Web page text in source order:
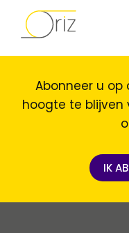
Abonneer u
hoogte te blijven
IK